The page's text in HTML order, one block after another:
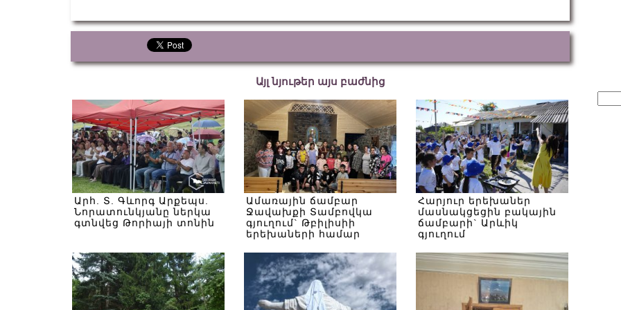
Այլ նյութեր այս բաժնից
Արհ. Տ. Գևորգ Արքեպս.
Նորատունկյանը ներկա
գտնվեց Թորիայի տոնին
Ամառային ճամբար
Ջավախքի Տամբովկա
գյուղում` Թբիլիսիի
երեխաների համար
Հարյուր երեխաներ
մասնակցեցին բակային
ճամբարի` Արևիկ
գյուղում
for: